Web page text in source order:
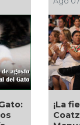
fiesta comenzó!
vibra